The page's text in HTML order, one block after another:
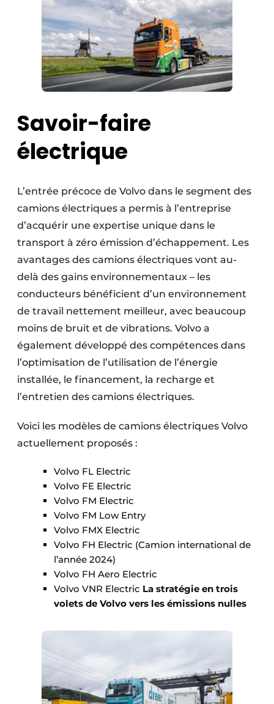
Savoir-faire
électrique
L’entrée précoce de Volvo dans le segment des
camions électriques a permis à l’entreprise
d’acquérir une expertise unique dans le
transport à zéro émission d’échappement. Les
avantages des camions électriques vont au-
delà des gains environnementaux – les
conducteurs bénéficient d’un environnement
de travail nettement meilleur, avec beaucoup
moins de bruit et de vibrations. Volvo a
également développé des compétences dans
l’optimisation de l’utilisation de l’énergie
installée, le financement, la recharge et
l’entretien des camions électriques.
Voici les modèles de camions électriques Volvo
actuellement proposés :
Volvo FL Electric
Volvo FE Electric
Volvo FM Electric
Volvo FM Low Entry
Volvo FMX Electric
Volvo FH Electric (Camion international de
l’année 2024)
Volvo FH Aero Electric
Volvo VNR Electric La stratégie en trois
volets de Volvo vers les émissions nulles